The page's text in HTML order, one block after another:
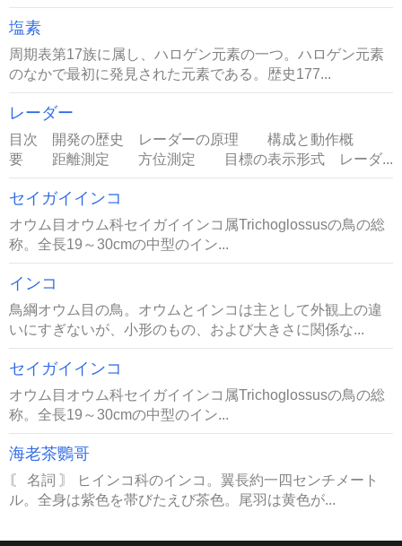
塩素
周期表第17族に属し、ハロゲン元素の一つ。ハロゲン元素
のなかで最初に発見された元素である。歴史177...
レーダー
目次 開発の歴史 レーダーの原理 構成と動作概
要 距離測定 方位測定 目標の表示形式 レーダ...
セイガイインコ
オウム目オウム科セイガイインコ属Trichoglossusの鳥の総
称。全長19～30cmの中型のイン...
インコ
鳥綱オウム目の鳥。オウムとインコは主として外観上の違
いにすぎないが、小形のもの、および大きさに関係な...
セイガイインコ
オウム目オウム科セイガイインコ属Trichoglossusの鳥の総
称。全長19～30cmの中型のイン...
海老茶鸚哥
〘 名詞 〙 ヒインコ科のインコ。翼長約一四センチメート
ル。全身は紫色を帯びたえび茶色。尾羽は黄色が...